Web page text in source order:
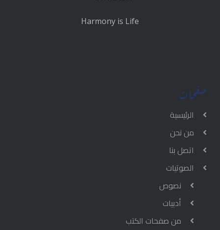
Harmony is Life
صفحات
الرئيسية
من نحن
اتصل بنا
الصوتيات
نصوص
أدبيات
من صفحات الكتب